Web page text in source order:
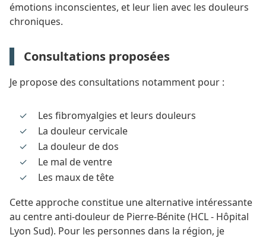
émotions inconscientes, et leur lien avec les douleurs
chroniques.
Consultations proposées
Je propose des consultations notamment pour :
Les fibromyalgies et leurs douleurs
La douleur cervicale
La douleur de dos
Le mal de ventre
Les maux de tête
Cette approche constitue une alternative intéressante
au centre anti-douleur de Pierre-Bénite (HCL - Hôpital
Lyon Sud). Pour les personnes dans la région, je